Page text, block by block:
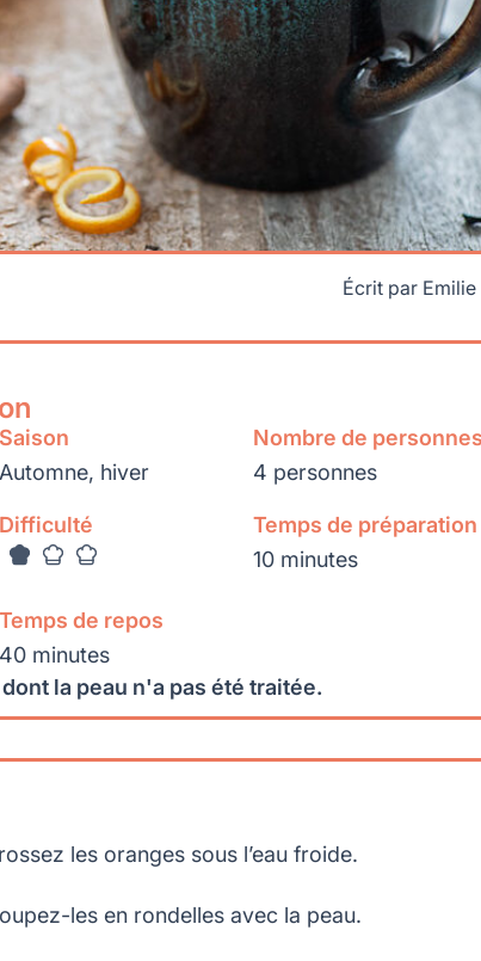
Écrit par
Saison
Automne, hiver
Nombre de personnes
4 personnes
Difficulté
Temps de préparation
10 minutes
Temps de repos
40 minutes
la peau n'a pas été traitée.
les oranges sous l’eau froide.
les en rondelles avec la peau.